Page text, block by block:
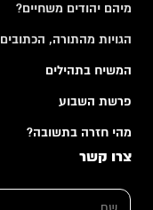
מיהם יהודים משחיים?
הגויות מהתורה, הכתובים
המשיח בתהילים
פרשת השבוע
מהי חזרה בתשובה?
צרו קשר
ש